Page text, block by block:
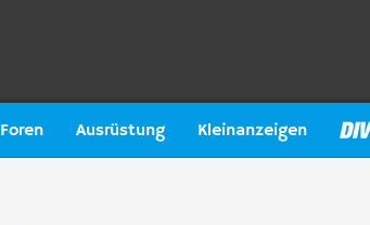
Foren Ausrüstung Kleinanzeigen